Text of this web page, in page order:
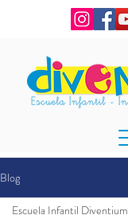
Blog
Escuela Infantil Diventium